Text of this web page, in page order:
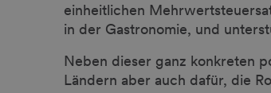
einheitlichen
in der Gastronomie, und
Neben dieser ganz konkreten
Ländern aber auch dafür, die